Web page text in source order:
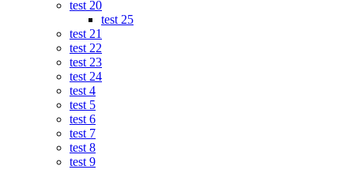
test 20
test 25
test 21
test 22
test 23
test 24
test 4
test 5
test 6
test 7
test 8
test 9